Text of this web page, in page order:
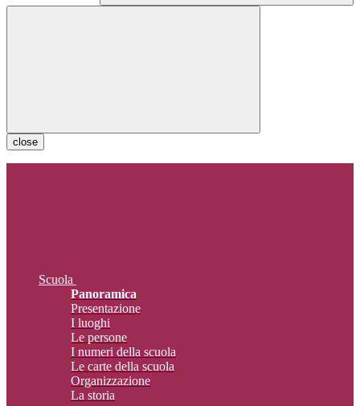
close
Scuola
Panoramica
Presentazione
I luoghi
Le persone
I numeri della scuola
Le carte della scuola
Organizzazione
La storia